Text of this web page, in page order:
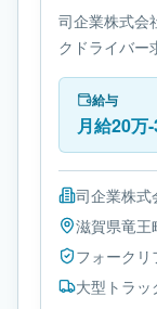
司企業株式会
クドライバー
す。必要免許
給与
月給20万
司企業株式
滋賀県竜王
フォーク
大型トラッ